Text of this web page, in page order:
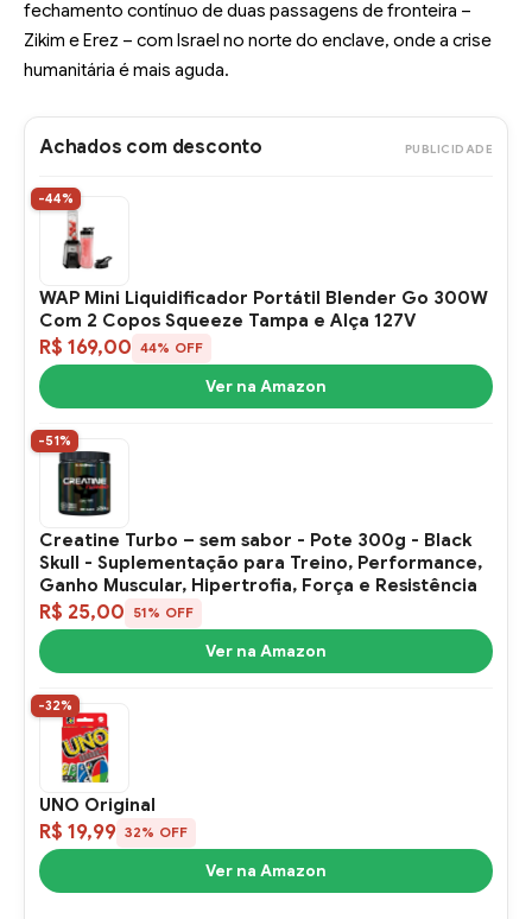
fechamento contínuo de duas passagens de fronteira –
Zikim e Erez – com Israel no norte do enclave, onde a crise
humanitária é mais aguda.
Achados com desconto PUBLICIDADE
-44%
WAP Mini Liquidificador Portátil Blender Go 300W
Com 2 Copos Squeeze Tampa e Alça 127V
R$ 169,00 44% OFF
Ver na Amazon
-51%
Creatine Turbo – sem sabor - Pote 300g - Black
Skull - Suplementação para Treino, Performance,
Ganho Muscular, Hipertrofia, Força e Resistência
R$ 25,00 51% OFF
Ver na Amazon
-32%
UNO Original
R$ 19,99 32% OFF
Ver na Amazon